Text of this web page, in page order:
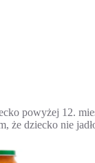
powyżej 12.
że dziecko nie